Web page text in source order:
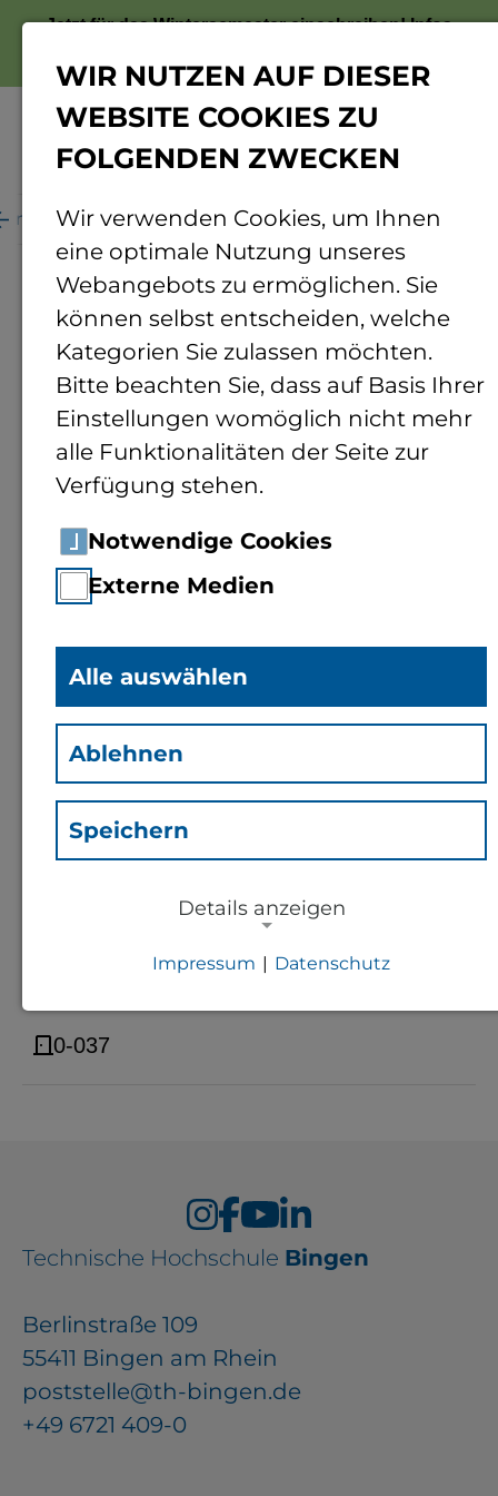
Jetzt für das Wintersemester einschreiben!Infos
Personenverzeichnis Personendetails
Anja Doeker (Doe)
Mitarbeiterin Fachbereich 1
Kontakt
a.doeker@th-bingen.de
0-037
Technische Hochschule Bingen
Berlinstraße 109
55411 Bingen am Rhein
poststelle@th-bingen.de
+49 6721 409-0
WIR NUTZEN AUF DIESER
WEBSITE COOKIES ZU
FOLGENDEN ZWECKEN
Wir verwenden Cookies, um Ihnen
eine optimale Nutzung unseres
Webangebots zu ermöglichen. Sie
können selbst entscheiden, welche
Kategorien Sie zulassen möchten.
Bitte beachten Sie, dass auf Basis Ihrer
Einstellungen womöglich nicht mehr
alle Funktionalitäten der Seite zur
Verfügung stehen.
Notwendige Cookies
Externe Medien
Alle auswählen
Ablehnen
Speichern
Details anzeigen
Notwendige Cookies zur Session-
EXTERNE MEDIEN
Benutzerdaten durch
Drittanbieter, bspw. über das
Einbinden externer Videos,
Standortdaten oder
Impressum | Datenschutz